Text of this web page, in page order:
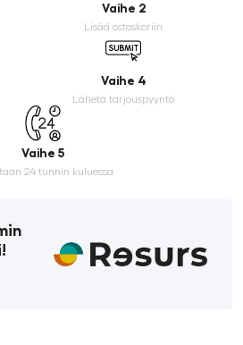
Vaihe 2
Lisää ostoskoriin
Vaihe 4
Lähetä tarjouspyyntö
Vaihe 5
24 tunnin kuluessa